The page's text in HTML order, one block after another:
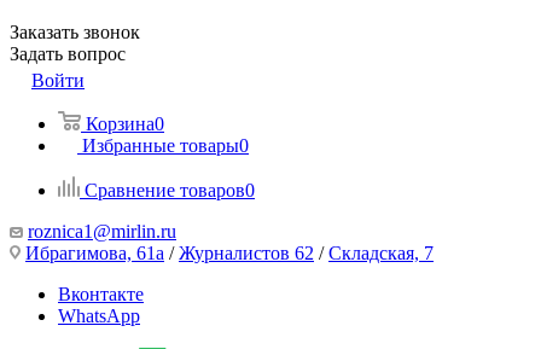
Заказать звонок
Задать вопрос
Войти
Корзина0
Избранные товары0
Сравнение товаров0
roznica1@mirlin.ru
Ибрагимова, 61а /Журналистов 62 /Складская, 7
Вконтакте
WhatsApp